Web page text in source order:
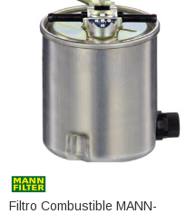
Filtro Combustible MANN-